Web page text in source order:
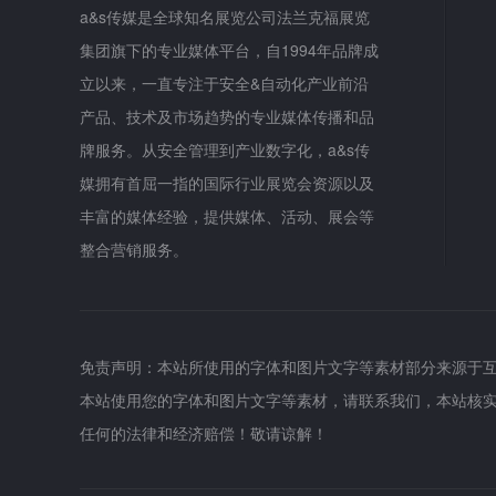
a&s传媒是全球知名展览公司法兰克福展览
集团旗下的专业媒体平台，自1994年品牌成
立以来，一直专注于安全&自动化产业前沿
产品、技术及市场趋势的专业媒体传播和品
牌服务。从安全管理到产业数字化，a&s传
媒拥有首屈一指的国际行业展览会资源以及
丰富的媒体经验，提供媒体、活动、展会等
整合营销服务。
免责声明：本站所使用的字体和图片文字等素材部分来源
本站使用您的字体和图片文字等素材，请联系我们，本站
任何的法律和经济赔偿！敬请谅解！